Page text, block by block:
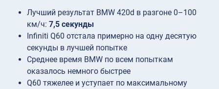
Лучший результат BMW 420d в разгоне 0–100
км/ч: 7,5 секунды
Infiniti Q60 отстала примерно на одну десятую
секунды в лучшей попытке
Среднее время BMW по всем попыткам
оказалось немного быстрее
Q60 тяжелее и уступает по максимальному